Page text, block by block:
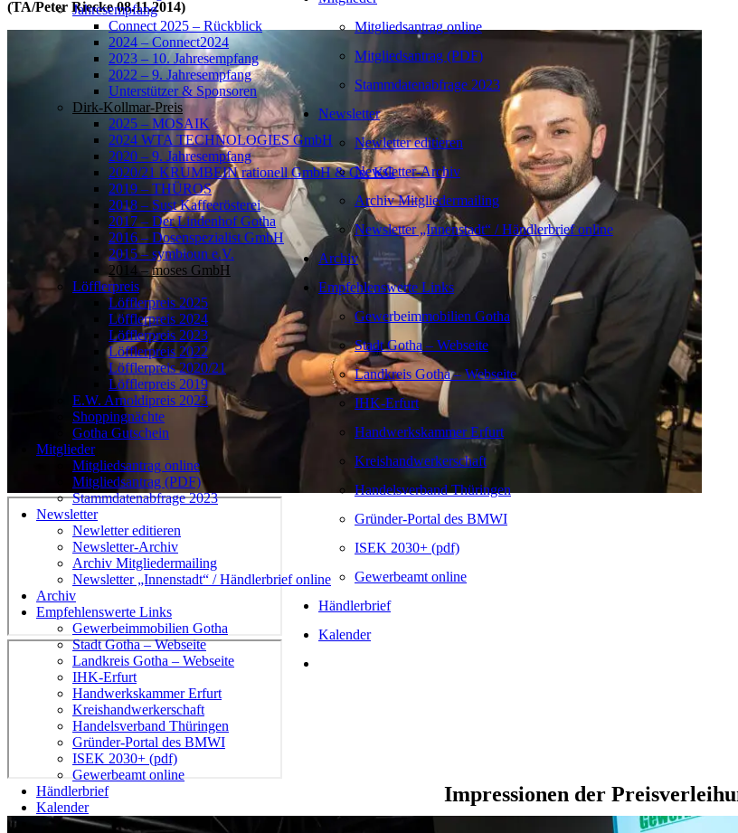
Mitgliedsantrag online
Mitgliedsantrag (PDF)
Stammdatenabfrage 2023
Newsletter
Newletter editieren
Newsletter-Archiv
Archiv Mitgliedermailing
Newsletter „Innenstadt“ / Händlerbrief online
Archiv
Empfehlenswerte Links
Gewerbeimmobilien Gotha
Stadt Gotha – Webseite
Landkreis Gotha – Webseite
IHK-Erfurt
Handwerkskammer Erfurt
Kreishandwerkerschaft
Handelsverband Thüringen
Gründer-Portal des BMWI
ISEK 2030+ (pdf)
Gewerbeamt online
Händlerbrief
Kalender
Jahresempfang
Connect 2025 – Rückblick
2024 – Connect2024
2023 – 10. Jahresempfang
2022 – 9. Jahresempfang
Unterstützer & Sponsoren
Dirk-Kollmar-Preis
2025 – MOSAIK
2024 WTA TECHNOLOGIES GmbH
2020 – 9. Jahresempfang
2020/21 KRUMBEIN rationell GmbH & Co. KG
2019 – THÜROS
2018 – Sust Kaffeerösterei
2017 – Der Lindenhof Gotha
2016 – Dosenspezialist GmbH
2015 – symbioun e.V.
2014 – moses GmbH
Löfflerpreis
Löfflerpreis 2025
Löfflerpreis 2024
Löfflerpreis 2023
Löfflerpreis 2022
Löfflerpreis 2020/21
Löfflerpreis 2019
E.W. Arnoldipreis 2023
Shoppingnächte
Gotha Gutschein
Mitglieder
Mitgliedsantrag online
Mitgliedsantrag (PDF)
Stammdatenabfrage 2023
Newsletter
Newletter editieren
Newsletter-Archiv
Archiv Mitgliedermailing
Newsletter „Innenstadt“ / Händlerbrief online
Archiv
Empfehlenswerte Links
Gewerbeimmobilien Gotha
Stadt Gotha – Webseite
Landkreis Gotha – Webseite
IHK-Erfurt
Handwerkskammer Erfurt
Kreishandwerkerschaft
Handelsverband Thüringen
Gründer-Portal des BMWI
ISEK 2030+ (pdf)
Gewerbeamt online
Händlerbrief
Kalender
(TA/Peter Riecke 08.11.2014)
Impressionen der